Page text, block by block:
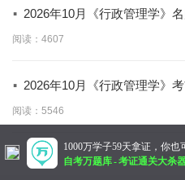
· 2026年10月《行政管理学》
阅读：4607
· 2026年10月《行政管理学》
阅读：5546
暂无
1000万学子59天拿证，你也
自考万题库-考证通关大杀器